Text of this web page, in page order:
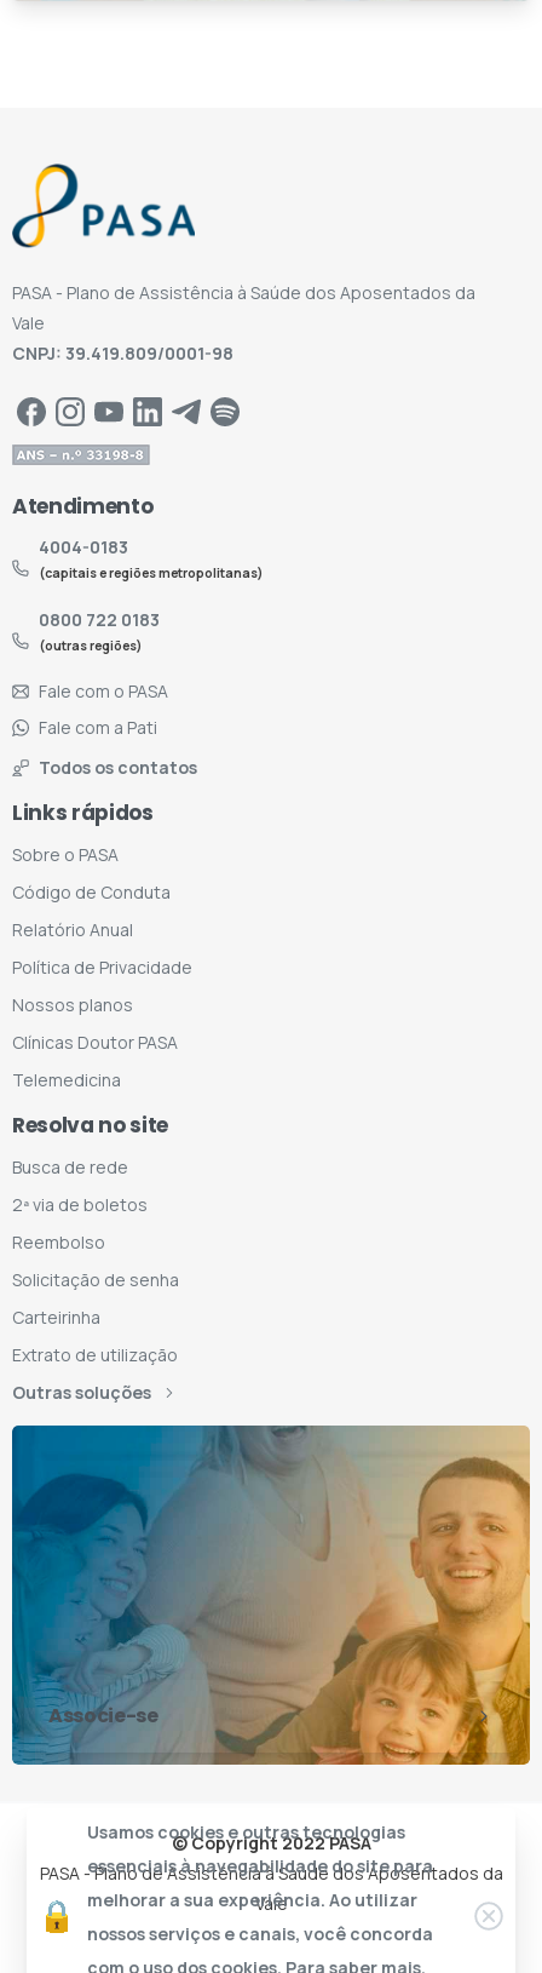
PASA - Plano de Assistência à Saúde dos Aposentados da
Vale
CNPJ: 39.419.809/0001-98
Atendimento
4004-0183
(capitais e regiões metropolitanas)
0800 722 0183
(outras regiões)
Fale com o PASA
Fale com a Pati
Todos os contatos
Links rápidos
Sobre o PASA
Código de Conduta
Relatório Anual
Política de Privacidade
Nossos planos
Clínicas Doutor PASA
Telemedicina
Resolva no site
Busca de rede
2ª via de boletos
Reembolso
Solicitação de senha
Carteirinha
Extrato de utilização
Outras soluções
Associe-se
© Copyright 2022 PASA
PASA - Plano de Assistência à Saúde dos Aposentados da
Vale
Usamos cookies e outras tecnologias
essenciais à navegabilidade do site para
melhorar a sua experiência. Ao utilizar
nossos serviços e canais, você concorda
com o uso dos cookies. Para saber mais,